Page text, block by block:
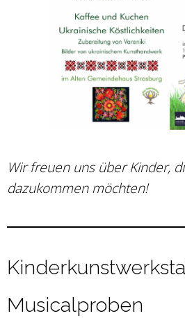
Wir freuen uns über Kinder,
dazukommen möchten!
Musicalproben